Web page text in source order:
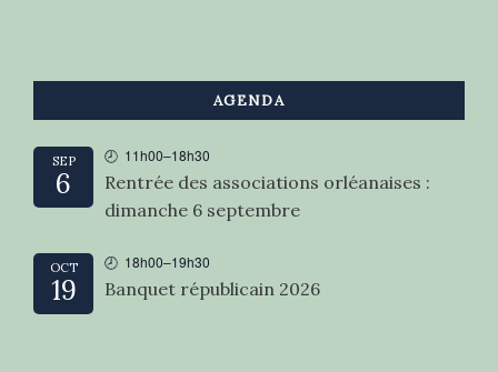
AGENDA
SEP
6
11h00–18h30
Rentrée des associations orléanaises :
dimanche 6 septembre
OCT
19
18h00–19h30
Banquet républicain 2026